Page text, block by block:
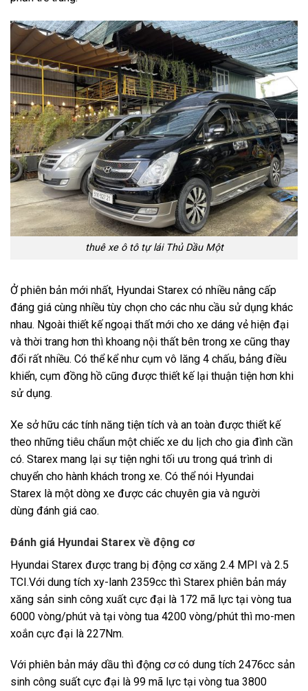
thuê xe ô tôtự lái Thủ Dầu Một
Ở phiên bản mới nhất, Hyundai Starex có nhiều nâng cấp
đáng giá cùng nhiều tùy chọn cho các nhu cầu sử dụng khác
nhau. Ngoài thiết kế ngoại thất mới cho xe dáng vẻ hiện đại
và thời trang hơn thì khoang nội thất bên trong xe cũng thay
đổi rất nhiều. Có thể kể như cụm vô lăng 4 chấu, bảng điều
khiển, cụm đồng hồ cũng được thiết kế lại thuận tiện hơn khi
sử dụng.
Xe sở hữu các tính năng tiện tích và an toàn được thiết kế
theo những tiêu chẩun một chiếc xe du lịch cho gia đình cần
có. Starex mang lại sự tiện nghi tối ưu trong quá trình di
chuyển cho hành khách trong xe. Có thể nói Hyundai
Starex là một dòng xe được các chuyên gia và người
dùng đánh giá cao.
Đánh giá Hyundai Starex về động cơ
Hyundai Starex được trang bị động cơ xăng 2.4 MPI và 2.5
TCI.Với dung tích xy-lanh 2359cc thì Starex phiên bản máy
xăng sản sinh công xuất cực đại là 172 mã lực tại vòng tua
6000 vòng/phút và tại vòng tua 4200 vòng/phút thì mo-men
xoắn cực đại là 227Nm.
Với phiên bản máy dầu thì động cơ có dung tích 2476cc sản
sinh công suất cực đại là 99 mã lực tại vòng tua 3800